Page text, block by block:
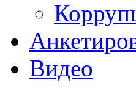
Видео